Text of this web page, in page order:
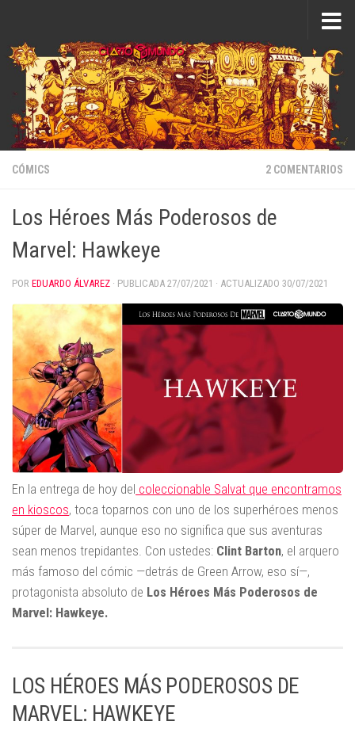
CÓMICS 2 COMENTARIOS
Los Héroes Más Poderosos de
Marvel: Hawkeye
POR EDUARDO ÁLVAREZ · PUBLICADA 27/07/2021 · ACTUALIZADO 30/07/2021
En la entrega de hoy del coleccionable Salvat que encontramos
en kioscos, toca toparnos con uno de los superhéroes menos
súper de Marvel, aunque eso no significa que sus aventuras
sean menos trepidantes. Con ustedes: Clint Barton, el arquero
más famoso del cómic —detrás de Green Arrow, eso sí—,
protagonista absoluto de Los Héroes Más Poderosos de
Marvel: Hawkeye.
LOS HÉROES MÁS PODEROSOS DE
MARVEL: HAWKEYE